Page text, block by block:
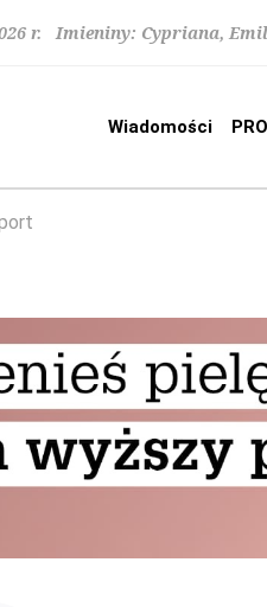
r. Imieniny: Cypriana,
Wiadomości